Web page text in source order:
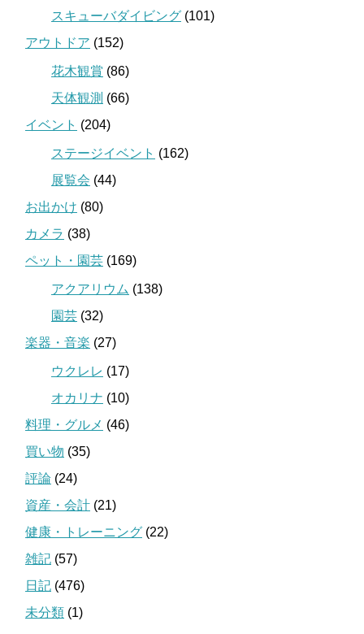
スキューバダイビング (101)
アウトドア (152)
花木観賞 (86)
天体観測 (66)
イベント (204)
ステージイベント (162)
展覧会 (44)
お出かけ (80)
カメラ (38)
ペット・園芸 (169)
アクアリウム (138)
園芸 (32)
楽器・音楽 (27)
ウクレレ (17)
オカリナ (10)
料理・グルメ (46)
買い物 (35)
評論 (24)
資産・会計 (21)
健康・トレーニング (22)
雑記 (57)
日記 (476)
未分類 (1)